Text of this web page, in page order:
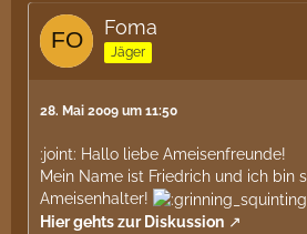
Foma
Jäger
28. Mai 2009 um 11:50
:joint: Hallo liebe Ameisenfreunde!
Mein Name ist Friedrich und ich bin
Ameisenhalter!
Hier gehts zur Diskussion